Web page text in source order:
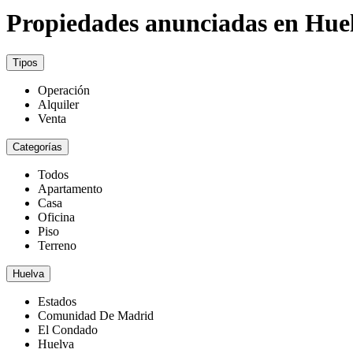
Propiedades anunciadas en
Tipos
Operación
Alquiler
Venta
Categorías
Todos
Apartamento
Casa
Oficina
Piso
Terreno
Huelva
Estados
Comunidad De Madrid
El Condado
Huelva